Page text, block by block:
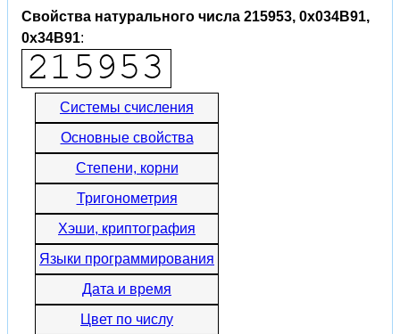
Свойства натурального числа 215953, 0x034B91,
0x34B91:
Системы счисления
Основные свойства
Степени, корни
Тригонометрия
Хэши, криптография
Языки программирования
Дата и время
Цвет по числу